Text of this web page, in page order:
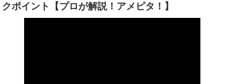
クポイント【プロが解説！アメピタ！】